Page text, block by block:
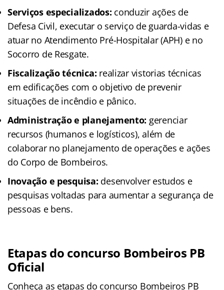
Serviços especializados: conduzir ações de
Defesa Civil, executar o serviço de guarda-vidas e
atuar no Atendimento Pré-Hospitalar (APH) e no
Socorro de Resgate.
Fiscalização técnica: realizar vistorias técnicas
em edificações com o objetivo de prevenir
situações de incêndio e pânico.
Administração e planejamento: gerenciar
recursos (humanos e logísticos), além de
colaborar no planejamento de operações e ações
do Corpo de Bombeiros.
Inovação e pesquisa: desenvolver estudos e
pesquisas voltadas para aumentar a segurança de
pessoas e bens.
Etapas do concurso Bombeiros PB
Oficial
Conheça as etapas do concurso Bombeiros PB